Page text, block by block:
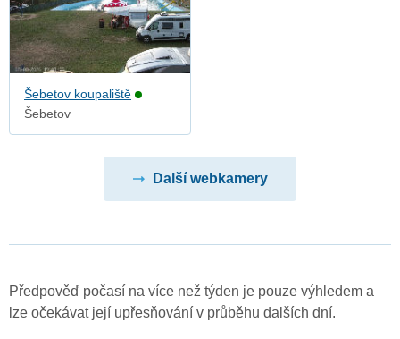
Šebetov koupaliště
Šebetov
Další webkamery
Předpověď počasí na více než týden je pouze výhledem a
lze očekávat její upřesňování v průběhu dalších dní.